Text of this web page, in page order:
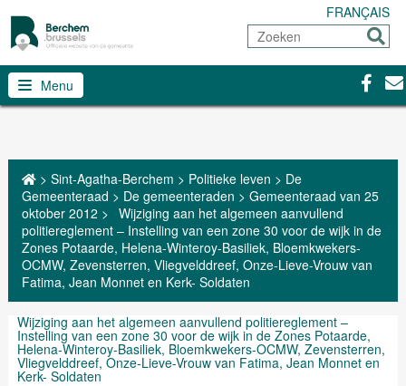
FRANÇAIS
Zoeken
Sturen
Menu
> Sint-Agatha-Berchem > Politieke leven > De
Gemeenteraad > De gemeenteraden > Gemeenteraad van 25
oktober 2012 > Wijziging aan het algemeen aanvullend
politiereglement – Instelling van een zone 30 voor de wijk in de
Zones Potaarde, Helena-Winteroy-Basiliek, Bloemkwekers-
OCMW, Zevensterren, Vliegvelddreef, Onze-Lieve-Vrouw van
Fatima, Jean Monnet en Kerk- Soldaten
Wijziging aan het algemeen aanvullend politiereglement –
Instelling van een zone 30 voor de wijk in de Zones Potaarde,
Helena-Winteroy-Basiliek, Bloemkwekers-OCMW, Zevensterren,
Vliegvelddreef, Onze-Lieve-Vrouw van Fatima, Jean Monnet en
Kerk- Soldaten